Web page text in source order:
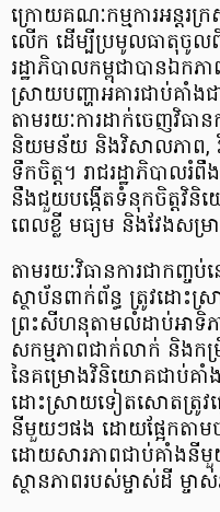
ក្រោយគណៈកម្មការអន្តរក្
លើក ដើម្បីប្រមូលធាតុចូល
រដ្ឋាភិបាលកម្ពុជាបានឯក
ស្រាយបញ្ហាអគារជាប់គាំង
តាមរយៈការដាក់ចេញវិធា
និយមន័យ និងវិសាលភាព, វិ
ទឹកចិត្ត។ រាជរដ្ឋាភិបាលរំពឹ
នឹងជួយបង្កើតទំនុកចិត្តវិនិយ
ពេលខ្លី មធ្យម​ និងវែងសម្រ
តាមរយៈវិធានការជាកញ្ចប់
ស្ថាប័នពាក់ព័ន្ធ ត្រូវដោះស្
ព្រះសីហនុ​តាមលំដាប់អាទិ
សកម្មភាពជាក់លាក់ និង
នៃគម្រោងវិនិយោគជាប់គ
ដោះស្រាយទៀតសោតត្រូវធ្
នីមួយៗផង ដោយផ្អែកតាមច្
ដោយសារភាពជាប់គាំងនី
ស្ថានភាពរបស់ម្ចាស់ដី ម្ច